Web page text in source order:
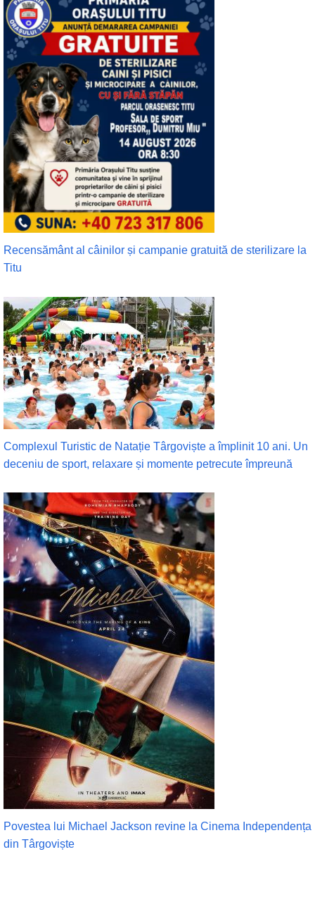
Recensământ al câinilor și campanie gratuită de sterilizare la
Titu
Complexul Turistic de Natație Târgoviște a împlinit 10 ani. Un
deceniu de sport, relaxare și momente petrecute împreună
Povestea lui Michael Jackson revine la Cinema Independența
din Târgoviște